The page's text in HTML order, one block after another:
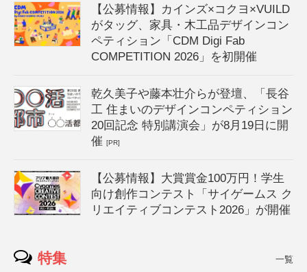
【公募情報】カインズ×コクヨ×VUILD
がタッグ、家具・木工品デザインコン
ペティション「CDM Digi Fab
COMPETITION 2026」を初開催
乾久美子や藤本壮介らが登壇、「長谷
工 住まいのデザインコンペティション
20回記念 特別講演会」が8月19日に開
催[PR]
【公募情報】大賞賞金100万円！学生
向け創作コンテスト「サイゲームス ク
リエイティブコンテスト2026」が開催
特集 一覧